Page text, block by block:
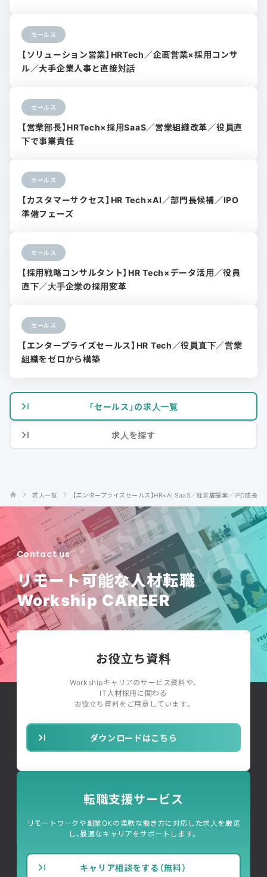
セールス
【ソリューション営業】HRTech／企画営業×採用コンサ
ル／大手企業人事と直接対話
セールス
【営業部長】HRTech×採用SaaS／営業組織改革／役員直
下で事業責任
セールス
【カスタマーサクセス】HR Tech×AI／部門長候補／IPO
準備フェーズ
セールス
【採用戦略コンサルタント】HR Tech×データ活用／役員
直下／大手企業の採用変革
セールス
【エンタープライズセールス】HR Tech／役員直下／営業
組織をゼロから構築
「セールス」の求人一覧
求人を探す
求人一覧 【エンタープライズセールス】HR×AI SaaS／経営層提案／IPO成長フ
Contact us
リモート可能な人材転職
Workship CAREER
お役立ち資料
Workshipキャリアのサービス資料や、
IT人材採用に関わる
お役立ち資料をご用意しています。
ダウンロードはこちら
転職支援サービス
リモートワークや副業OKの柔軟な働き方に対応した求人を厳選
し、最適なキャリアをサポートします。
キャリア相談をする（無料）